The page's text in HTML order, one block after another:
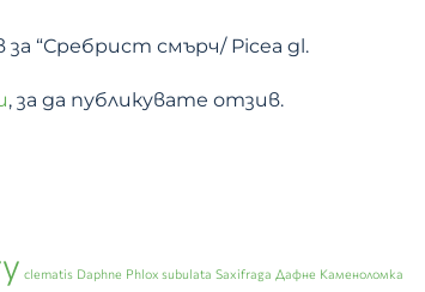
“Сребрист смърч/ Picea gl.
, за да публикувате отзив.
clematis Daphne Phlox subulata Saxifraga Дафне Каменоломка